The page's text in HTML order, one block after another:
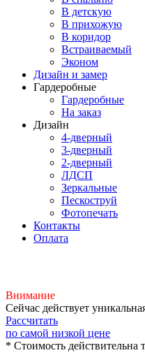
В детскую
В прихожую
В коридор
Встраиваемый
Эконом
Дизайн и замер
Гардеробные
Гардеробные
На заказ
Дизайн
4-дверный
3-дверный
2-дверный
ЛДСП
Зеркальные
Пескоструй
Фотопечать
Контакты
Оплата
Внимание
Сейчас действует
Рассчитать
по самой низкой цене
* Стоимость действительна